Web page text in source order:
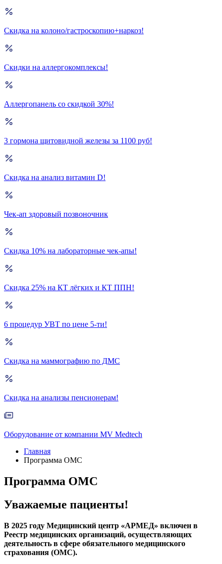
Скидка на колоно/гастроскопию+наркоз!
Скидки на аллергокомплексы!
Аллергопанель со скидкой 30%!
3 гормона щитовидной железы за 1100 руб!
Скидка на анализ витамин D!
Чек-ап здоровый позвоночник
Скидка 10% на лабораторные чек-апы!
Скидка 25% на КТ лёгких и КТ ППН!
6 процедур УВТ по цене 5-ти!
Скидка на маммографию по ДМС
Скидка на анализы пенсионерам!
Оборудование от компании MV Medtech
Главная
Программа ОМС
Программа ОМС
Уважаемые пациенты!
В 2025 году Медицинский центр «АРМЕД» включен в
Реестр медицинских организаций, осуществляющих
деятельность в сфере обязательного медицинского
страхования (ОМС).